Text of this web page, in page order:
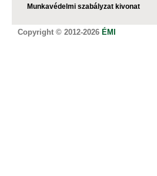
Munkavédelmi szabályzat kivonat
Copyright © 2012-2026 ÉMI